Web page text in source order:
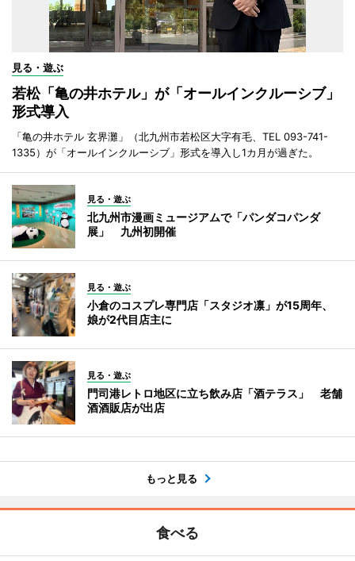
見る・遊ぶ
若松「亀の井ホテル」が「オールインクルーシブ」
形式導入
「亀の井ホテル 玄界灘」（北九州市若松区大字有毛、TEL 093-741-
1335）が「オールインクルーシブ」形式を導入し1カ月が過ぎた。
見る・遊ぶ
北九州市漫画ミュージアムで「パンダコパンダ
展」 九州初開催
見る・遊ぶ
小倉のコスプレ専門店「スタジオ凛」が15周年、
娘が2代目店主に
見る・遊ぶ
門司港レトロ地区に立ち飲み店「酒テラス」 老舗
酒酒販店が出店
もっと見る
食べる